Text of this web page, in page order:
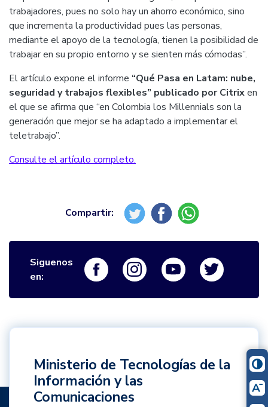
trabajadores, pues no solo hay un ahorro económico, sino
que incrementa la productividad pues las personas,
mediante el apoyo de la tecnología, tienen la posibilidad de
trabajar en su propio entorno y se sienten más cómodas”.
El artículo expone el informe “Qué Pasa en Latam: nube,
seguridad y trabajos flexibles” publicado por Citrixen
el que se afirma que “en Colombia los Millennials son la
generación que mejor se ha adaptado a implementar el
teletrabajo”.
Consulte el artículo completo.
Siguenos
en:
Logo FacebookLogo InstagramLogo Youtube
Ministerio de Tecnologías de la
Información y las
Comunicaciones